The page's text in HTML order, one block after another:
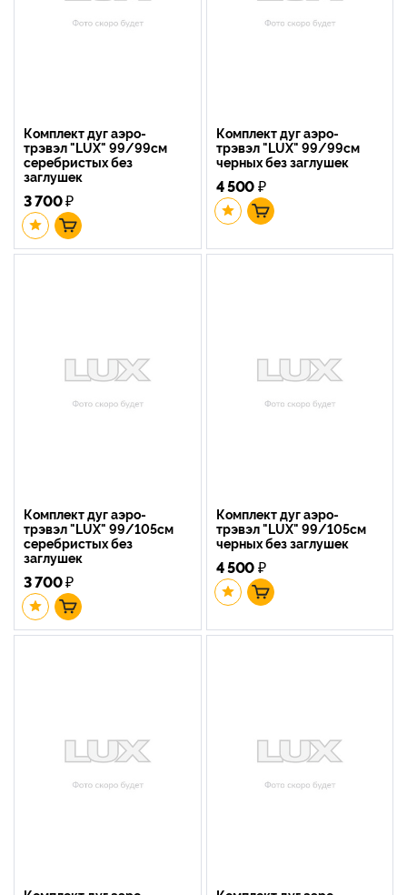
Комплект дуг аэро-
трэвэл "LUX" 99/99см
серебристых без
заглушек
3 700₽
Комплект дуг аэро-
трэвэл "LUX" 99/99см
черных без заглушек
4 500₽
Комплект дуг аэро-
трэвэл "LUX" 99/105см
серебристых без
заглушек
3 700₽
Комплект дуг аэро-
трэвэл "LUX" 99/105см
черных без заглушек
4 500₽